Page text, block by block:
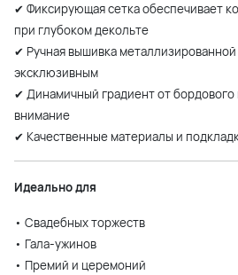
✔ Фиксирующая сетка обеспечивает
при глубоком декольте
✔ Ручная вышивка
эксклюзивным
✔ Динамичный градиент от бордового
внимание
✔ Качественные материалы и
Идеально для
• Свадебных торжеств
• Гала-ужинов
• Премий и церемоний